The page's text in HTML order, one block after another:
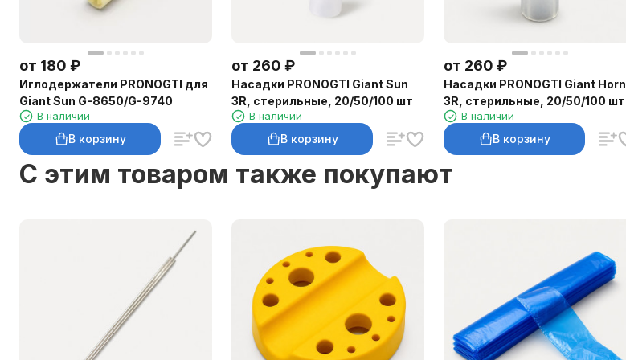
от 180 ₽
Иглодержатели PRONOGTI для
Giant Sun G-8650/G-9740
В наличии
В корзину
от 260 ₽
Насадки PRONOGTI Giant Sun
3R, стерильные, 20/50/100 шт
В наличии
В корзину
от 260 ₽
Насадки PRONOGTI Giant Horn
3R, стерильные, 20/50/100 шт
В наличии
В корзину
C этим товаром также покупают